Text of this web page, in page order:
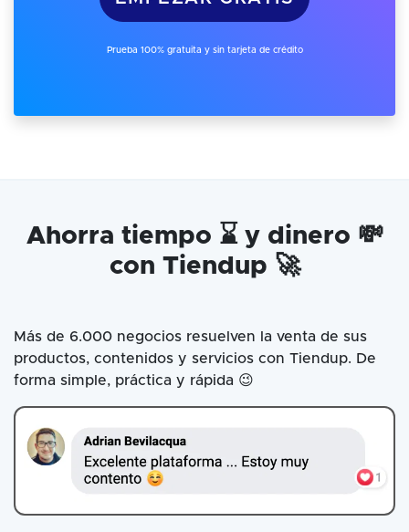
Prueba 100% gratuita y sin tarjeta de crédito
Ahorra tiempo ⌛ y dinero 💸
con Tiendup 🚀
Más de 6.000 negocios resuelven la venta de sus
productos, contenidos y servicios con Tiendup. De
forma simple, práctica y rápida 😉